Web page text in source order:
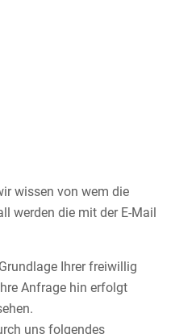
wissen von wem die
werden die mit der E-Mail
Ihrer freiwillig
Anfrage hin erfolgt
uns folgendes